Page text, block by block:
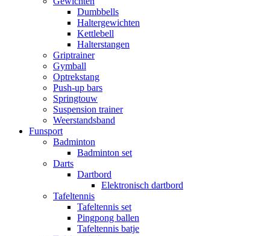
Dumbbells
Haltergewichten
Kettlebell
Halterstangen
Griptrainer
Gymball
Optrekstang
Push-up bars
Springtouw
Suspension trainer
Weerstandsband
Funsport
Badminton
Badminton set
Darts
Dartbord
Elektronisch dartbord
Tafeltennis
Tafeltennis set
Pingpong ballen
Tafeltennis batje